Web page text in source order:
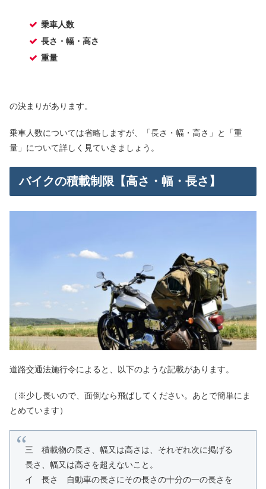
乗車人数
長さ・幅・高さ
重量
の決まりがあります。
乗車人数については省略しますが、「長さ・幅・高さ」と「重
量」について詳しく見ていきましょう。
バイクの積載制限【高さ・幅・長さ】
道路交通法施行令によると、以下のような記載があります。
（※少し長いので、面倒なら飛ばしてください。あとで簡単にま
とめています）
三 積載物の長さ、幅又は高さは、それぞれ次に掲げる
長さ、幅又は高さを超えないこと。
イ 長さ 自動車の長さにその長さの十分の一の長さを